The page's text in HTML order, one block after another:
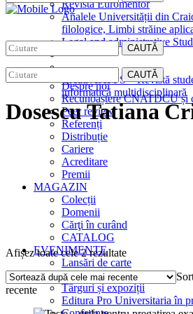
Revista Euromentor
Analele Universității din
filologice, Limbi străine
Legal and administrative
CreativeAPPS – Revistă
informatică multidisciplinară
CAUTĂ
EDITURA
Despre noi
Recunoaștere CNATDCU și
Peer review
Referenți
Distribuție
Cariere
Acreditare
Premii
MAGAZIN
Colecții
Domenii
Cărţi în curând
CATALOG
EVENIMENTE
Lansări de carte
Interviuri
Târguri și expoziții
Editura Pro Universitaria în
CAUTĂ
Dosescu Tatiana
Afișez toate cele 2 rezultateSortat
după
cele
mai
recente
recente